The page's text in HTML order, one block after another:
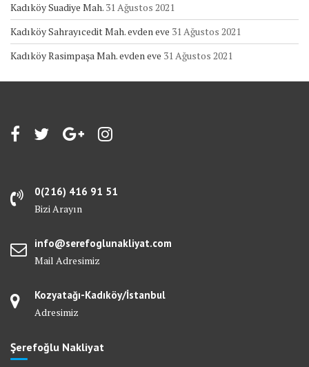
Kadıköy Suadiye Mah. 31 Ağustos 2021
Kadıköy Sahrayıcedit Mah. evden eve 31 Ağustos 2021
Kadıköy Rasimpaşa Mah. evden eve 31 Ağustos 2021
0(216) 416 91 51
Bizi Arayın
info@serefoglunakliyat.com
Mail Adresimiz
Kozyatağı-Kadıköy/İstanbul
Adresimiz
Şerefoğlu Nakliyat